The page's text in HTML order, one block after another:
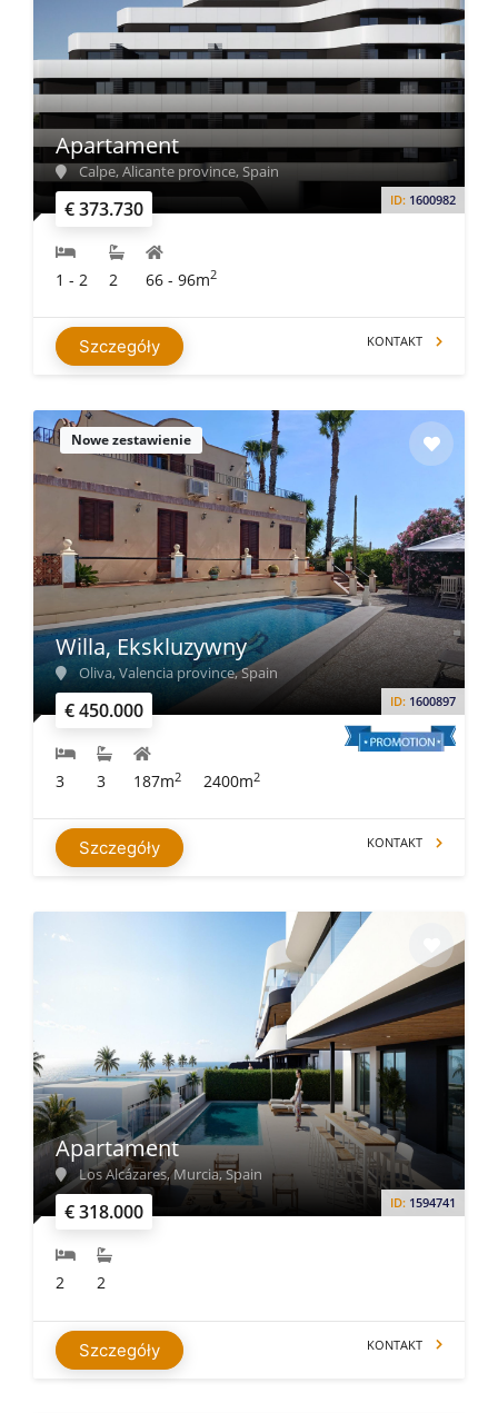
€ 373.730 ID: 1600982
Apartament
Calpe, Alicante province, Spain
1 - 2 2 66 - 96m2
Szczegóły KONTAKT
Nowe zestawienie
€ 450.000 ID: 1600897
Willa, Ekskluzywny
Oliva, Valencia province, Spain
3 3 187m2 2400m2
Szczegóły KONTAKT
€ 318.000 ID: 1594741
Apartament
Los Alcázares, Murcia, Spain
2 2
Szczegóły KONTAKT